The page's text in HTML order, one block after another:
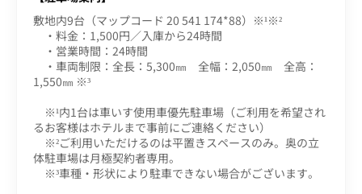
敷地内9台（マップコード 20 541 174*88）※¹※²
・料金：1,500円／入庫から24時間
・営業時間：24時間
・車両制限：全長：5,300㎜ 全幅：2,050㎜ 全高：
1,550㎜ ※³
※¹内1台は車いす使用車優先駐車場（ご利用を希望され
るお客様はホテルまで事前にご連絡ください）
※²ご利用いただけるのは平置きスペースのみ。奥の立
体駐車場は月極契約者専用。
※³車種・形状により駐車できない場合がございます。